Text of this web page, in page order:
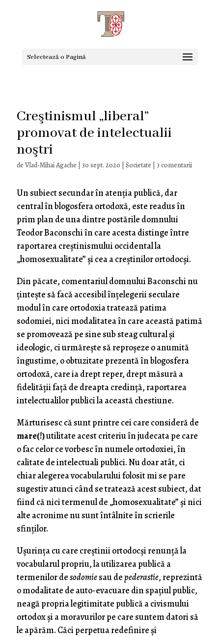
Selectează o Pagină
Creştinismul „liberal”
promovat de intelectualii
noştri
de Vlad-Mihai Agache 30 sept. 2020 Societate 3 comentarii
Un subiect secundar în atenţia publică, dar
central în blogosfera ortodoxă, este readus în
prim plan de una dintre postările domnului
Teodor Baconschi în care acesta distinge între
raportarea creştinismului occidental la
„homosexualitate” şi cea a creştinilor ortodocşi.
Din păcate, comentariul domnului Baconschi nu
ţinteşte să facă accesibil înţelegerii seculare
modul în care ortodoxia tratează patima
sodomiei, nici modalitatea în care această patimă
se promovează pe sine sub steag cultural şi
ideologic, ci urmăreşte să reproşeze o anumită
îngustime, o obtuzitate prezentă în blogosfera
ortodoxă, care ia drept reper, drept măsură a
fidelităţii faţă de dreapta credinţă, raportarea
intelectualilor publici la această chestiune.
Mărturisesc că sunt printre cei care consideră de
mare(!)utilitate acest criteriu în judecata pe care
o fac celor ce vorbesc în numele ortodoxiei, în
calitate de intelectuali publici. Nu doar atât, ci
chiar alegerea vocabularului folosit mi se pare
sugestiv atunci când se tratează acest subiect, dat
fiind că nici termenul de „homosexualitate” şi nici
alte acronime nu sunt întâlnite în scrierile
sfinţilor.
Uşurinţa cu care creştinii ortodocşi renunţă la
vocabularul propriu, la utilizarea publică a
termenilor desodomiesau depederastie, reprezintă
o modalitate de auto-evacuare din spaţiul public,
neagă propria legitimitate publică a civismului
ortodox şi a moravurilor pe care suntem datori să
le apărăm. Căci perpetua redefinire şi